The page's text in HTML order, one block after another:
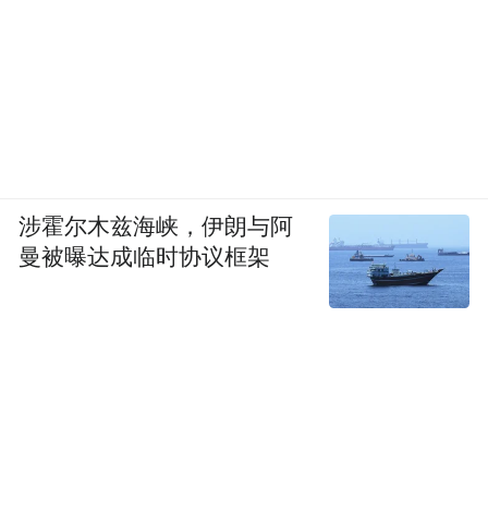
涉霍尔木兹海峡，伊朗与阿
曼被曝达成临时协议框架